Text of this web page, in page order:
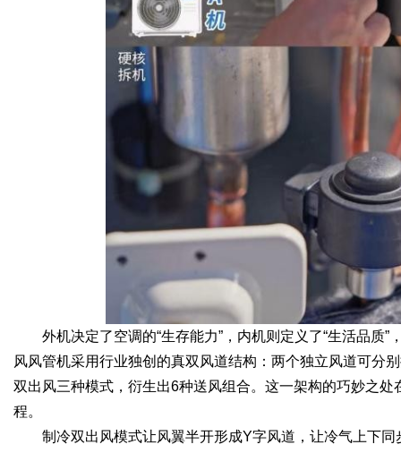
外机决定了空调的“生存能力”，内机则定义了“生活品质
风风管机采用行业独创的真双风道结构：两个独立风道可分
双出风三种模式，衍生出6种送风组合。这一架构的巧妙之
程。
制冷双出风模式让风翼半开形成Y字风道，让冷气上下